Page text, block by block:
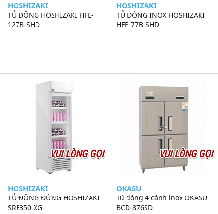
HOSHIZAKI
TỦ ĐÔNG HOSHIZAKI HFE-
127B-SHD
HOSHIZAKI
TỦ ĐÔNG INOX HOSHIZAKI
HFE-77B-SHD
VUI LÒNG GỌI
HOSHIZAKI
TỦ ĐÔNG ĐỨNG HOSHIZAKI
SRF350-XG
VUI LÒNG GỌI
OKASU
Tủ đông 4 cánh inox OKASU
BCD-876SD